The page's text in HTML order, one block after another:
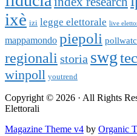
ixè izi legge elettorale live
mappamondo piepoli
regionali storia swg
winpoll youtrend
Copyright © 2026 · All Rights
Elettorali
Magazine Theme v4 by Organic